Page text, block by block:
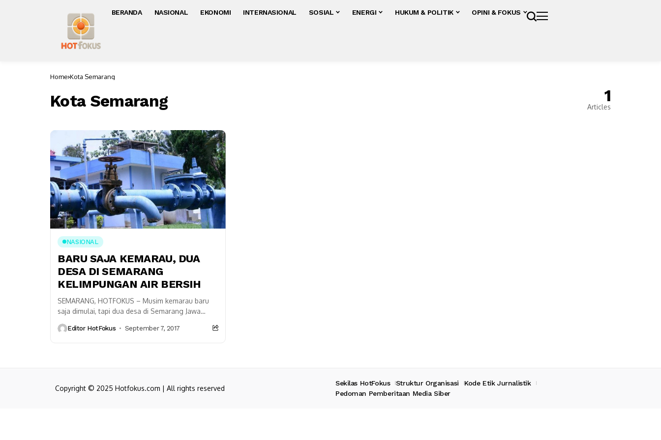
BERANDA NASIONAL EKONOMI INTERNASIONAL SOSIAL ENERGI HUKUM & POLITIK OPINI & FOKUS
Home Kota Semarang
Kota Semarang 1
Articles
NASIONAL
BARU SAJA KEMARAU, DUA
DESA DI SEMARANG
KELIMPUNGAN AIR BERSIH
SEMARANG, HOTFOKUS – Musim kemarau baru
saja dimulai, tapi dua desa di Semarang Jawa
Walikota Hendrar Prihadi...
Editor HotFokus September 7, 2017
Copyright © 2025 Hotfokus.com | All rights reserved
Sekilas HotFokus Struktur Organisasi
Kode Etik Jurnalistik
Pedoman Pemberitaan Media Siber